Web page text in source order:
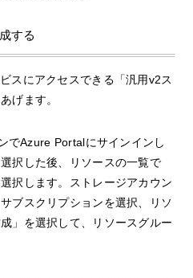
する
スにアクセスできる「汎用v2ス
げます。
でAzure Portalにサインインし
択した後、リソースの一覧で
択します。ストレージアカウン
ブスクリプションを選択、リソ
」を選択して、リソースグルー